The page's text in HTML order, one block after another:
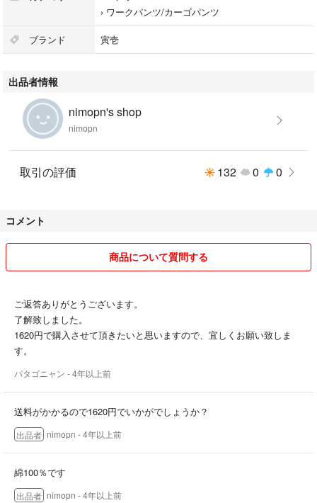
簡単な包装で発送いたします
› ワークパンツ/カーゴパンツ
ブランド 寅壱
出品者情報
nimopn's shop
nimopn
取引の評価 132 0 0
コメント
商品について質問する
ご返答ありがとうございます。
了解致しました。
1620円で購入させて頂きたいと思いますので、宜しくお願い致しま
す。
パタゴニャン - 4年以上前
送料がかかるので1620円でいかがでしょうか？
出品者 nimopn - 4年以上前
綿100％です
出品者 nimopn - 4年以上前